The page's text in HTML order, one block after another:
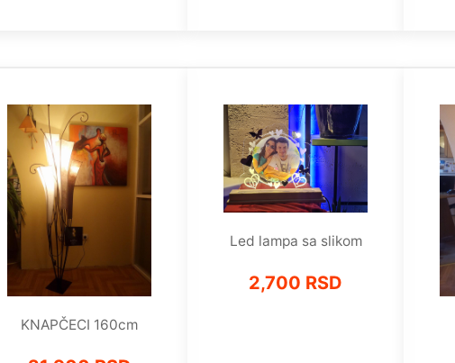
KNAPČECI 160cm
Led lampa sa slikom
2,700 RSD